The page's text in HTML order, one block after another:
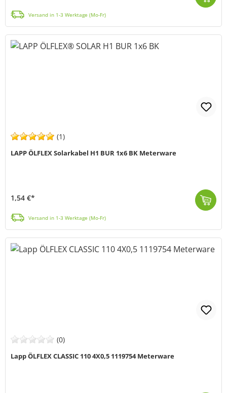
Versand in 1-3 Werktage (Mo-Fr)
(1)
LAPP ÖLFLEX Solarkabel H1 BUR 1x6 BK Meterware
1,54 €*
Versand in 1-3 Werktage (Mo-Fr)
(0)
Lapp ÖLFLEX CLASSIC 110 4X0,5 1119754 Meterware